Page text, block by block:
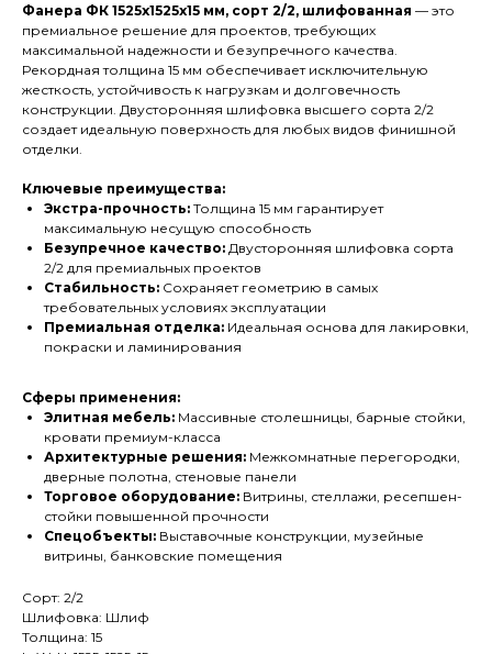
Фанера ФК 1525х1525х15 мм, сорт 2/2, шлифованная — это
премиальное решение для проектов, требующих
максимальной надежности и безупречного качества.
Рекордная толщина 15 мм обеспечивает исключительную
жесткость, устойчивость к нагрузкам и долговечность
конструкции. Двусторонняя шлифовка высшего сорта 2/2
создает идеальную поверхность для любых видов финишной
отделки.
Ключевые преимущества:
Экстра-прочность: Толщина 15 мм гарантирует
максимальную несущую способность
Безупречное качество: Двусторонняя шлифовка сорта
2/2 для премиальных проектов
Стабильность: Сохраняет геометрию в самых
требовательных условиях эксплуатации
Премиальная отделка: Идеальная основа для лакировки,
покраски и ламинирования
Сферы применения:
Элитная мебель: Массивные столешницы, барные стойки,
кровати премиум-класса
Архитектурные решения: Межкомнатные перегородки,
дверные полотна, стеновые панели
Торговое оборудование: Витрины, стеллажи, ресепшен-
стойки повышенной прочности
Спецобъекты: Выставочные конструкции, музейные
витрины, банковские помещения
Сорт: 2/2
Шлифовка: Шлиф
Толщина: 15